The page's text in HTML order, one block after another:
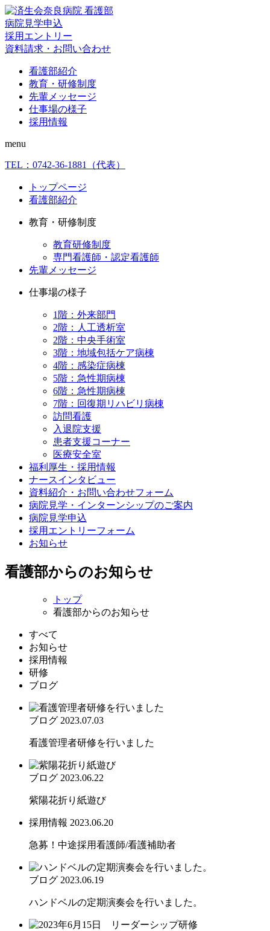
病院見学申込
採用エントリー
資料請求・お問い合わせ
看護部紹介
教育・研修制度
先輩メッセージ
仕事場の様子
採用情報
menu
TEL： 0742-36-1881 （代表）
トップページ
看護部紹介
教育・研修制度
教育研修制度
専門看護師・認定看護師
先輩メッセージ
仕事場の様子
1階：外来部門
2階：人工透析室
2階：中央手術室
3階：地域包括ケア病棟
4階：感染症病棟
5階：急性期病棟
6階：急性期病棟
7階：回復期リハビリ病棟
訪問看護
入退院支援
患者支援コーナー
医療安全室
福利厚生・採用情報
ナースインタビュー
資料紹介・お問い合わせフォーム
病院見学・インターンシップのご案内
病院見学申込
採用エントリーフォーム
お知らせ
看護部からのお知らせ
トップ
看護部からのお知らせ
すべて
お知らせ
採用情報
研修
ブログ
ブログ 2023.07.03
看護管理者研修を行いました
ブログ 2023.06.22
紫陽花折り紙遊び
採用情報 2023.06.20
急募！中途採用看護師/看護補助者
ブログ 2023.06.19
ハンドベルの定期演奏会を行いました。